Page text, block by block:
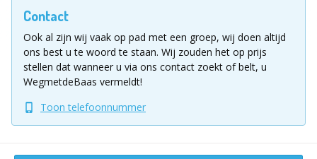
Verschillende mogelijkheden betreffende de
combinatie met catering. Enkele opties zijn een
foodtruck, een BBQ in de tuin van de venue waar de
graffiti plaatsvindt, een 3 gangenmenu binnen
verschillende prijscategorieën in een restaurant
gelegen op wandelafstand van de venue en tal van
andere mogelijkheden.
Tenslotte is deze workshop ook combineerbaar
Contact
Ook al zijn wij vaak op pad met een groep, wij doen altijd
ons best u te woord te staan. Wij zouden het op prijs
stellen dat wanneer u via ons contact zoekt of belt, u
WegmetdeBaas vermeldt!
Toon telefoonnummer